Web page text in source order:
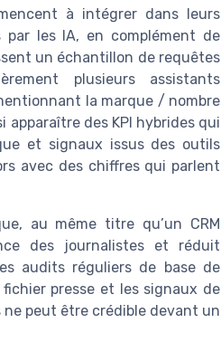
à intégrer dans leurs
par les IA, en complément de
un échantillon de requêtes
plusieurs assistants
la marque / nombre
des KPI hybrides qui
et signaux issus des outils
avec des chiffres qui parlent
au même titre qu’un CRM
des journalistes et réduit
audits réguliers de base de
presse et les signaux de
ne peut être crédible devant un